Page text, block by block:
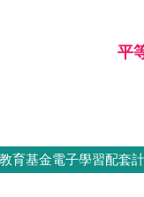
平
平
育基金電子學習配套